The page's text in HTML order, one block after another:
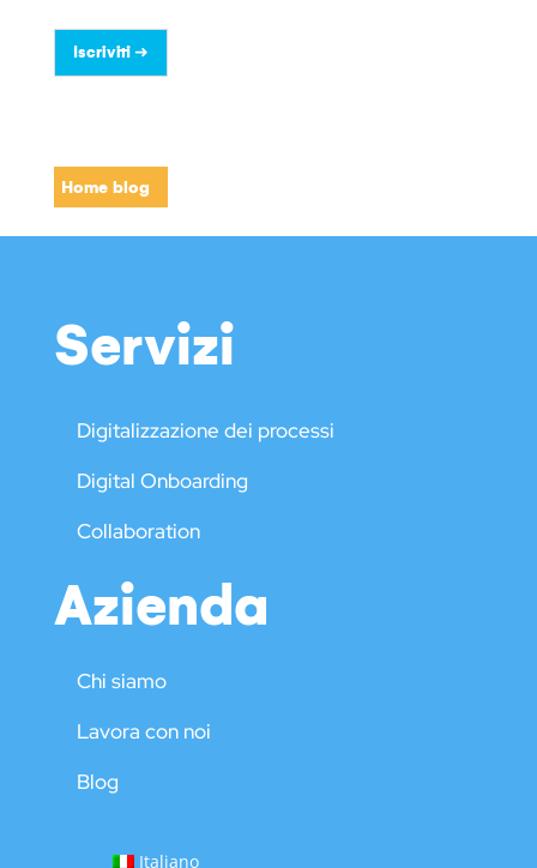
a
Iscriviti ➜
Home blog
Servizi
Digitalizzazione dei processi
Digital Onboarding
Collaboration
Azienda
Chi siamo
Lavora con noi
Blog
Italiano